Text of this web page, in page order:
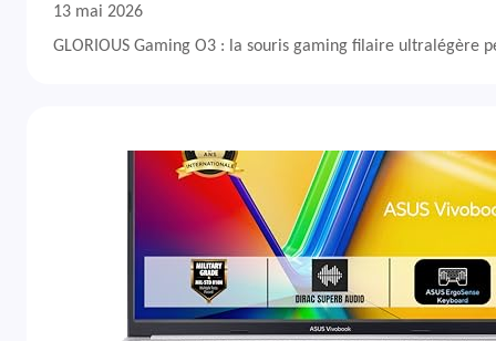
13 mai 2026
GLORIOUS Gaming O3 : la souris gaming filaire ultralégère